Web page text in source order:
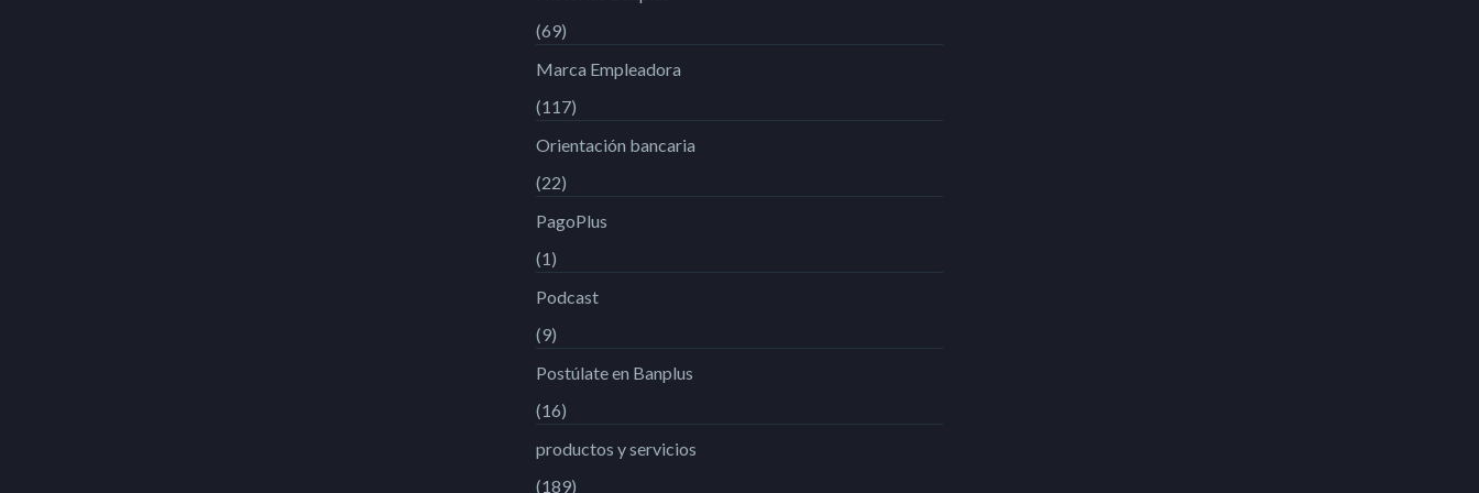
(69)
Marca Empleadora
(117)
Orientación bancaria
(22)
PagoPlus
(1)
Podcast
(9)
Postúlate en Banplus
(16)
productos y servicios
(189)